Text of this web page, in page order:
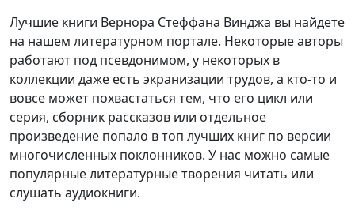
Лучшие книги Вернора Стеффана Винджа вы найдете
на нашем литературном портале. Некоторые авторы
работают под псевдонимом, у некоторых в
коллекции даже есть экранизации трудов, а кто-то и
вовсе может похвастаться тем, что его цикл или
серия, сборник рассказов или отдельное
произведение попало в топ лучших книг по версии
многочисленных поклонников. У нас можно самые
популярные литературные творения читать или
слушать аудиокниги.